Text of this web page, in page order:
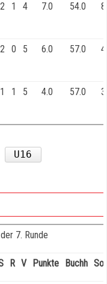
2 1 4 7.0 54.0
2 0 5 6.0 57.0
1 1 5 4.0 57.0
U16
7. Runde
R V Punkte Buchh